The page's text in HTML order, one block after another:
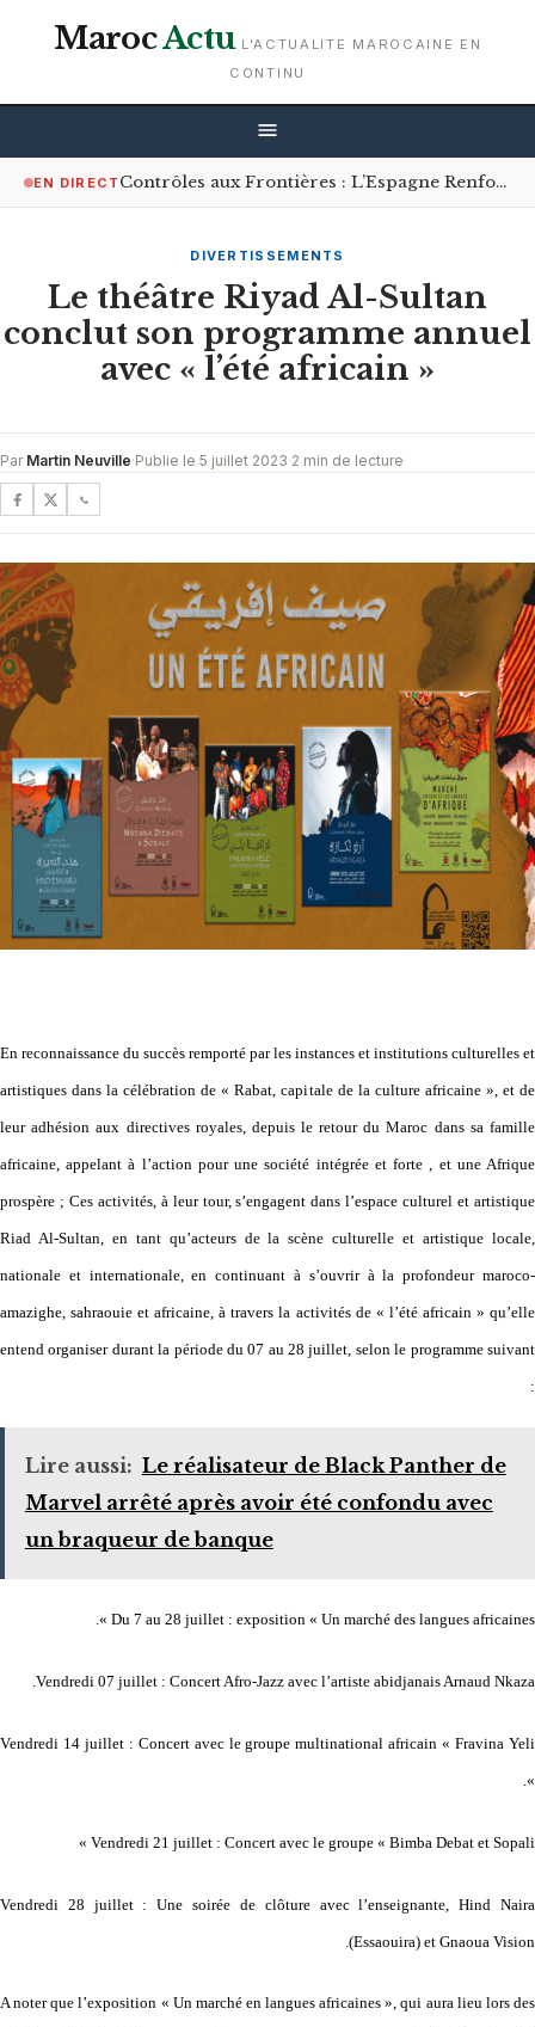
MarocActu L'ACTUALITE MAROCAINE EN
CONTINU
EN DIRECT Contrôles aux Frontières : L’Espagne Renforce les Mesures pour les Voyageurs en Provenance d’Italie
DIVERTISSEMENTS
Le théâtre Riyad Al-Sultan
conclut son programme annuel
avec « l’été africain »
Par Martin Neuville·Publie le 5 juillet 2023·2 min de lecture
En reconnaissance du succès remporté par les instances et institutions culturelles et
artistiques dans la célébration de « Rabat, capitale de la culture africaine », et de
leur adhésion aux directives royales, depuis le retour du Maroc dans sa famille
africaine, appelant à l’action pour une société intégrée et forte , et une Afrique
prospère ; Ces activités, à leur tour, s’engagent dans l’espace culturel et artistique
Riad Al-Sultan, en tant qu’acteurs de la scène culturelle et artistique locale,
nationale et internationale, en continuant à s’ouvrir à la profondeur maroco-
amazighe, sahraouie et africaine, à travers la activités de « l’été africain » qu’elle
entend organiser durant la période du 07 au 28 juillet, selon le programme suivant
:
Lire aussi: Le réalisateur de Black Panther de
Marvel arrêté après avoir été confondu avec
un braqueur de banque
Du 7 au 28 juillet : exposition « Un marché des langues africaines ».
Vendredi 07 juillet : Concert Afro-Jazz avec l’artiste abidjanais Arnaud Nkaza.
Vendredi 14 juillet : Concert avec le groupe multinational africain « Fravina Yeli
».
Vendredi 21 juillet : Concert avec le groupe « Bimba Debat et Sopali »
Vendredi 28 juillet : Une soirée de clôture avec l’enseignante, Hind Naira
(Essaouira) et Gnaoua Vision.
A noter que l’exposition « Un marché en langues africaines », qui aura lieu lors des